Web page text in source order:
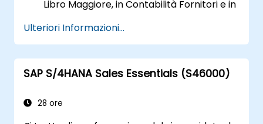
Libro Maggiore, in Contabilità Fornitori e in
Gestire centri di costo, centri di profitto
ed ordini interni.
Comprendere i processi integrati di
pianificazione finanziaria in SAP S/4HANA.
quali la chiusura periodica, la redazione di
Ulteriori Informazioni...
SAP S/4HANA Sales Essentials (S46000)
28 ore